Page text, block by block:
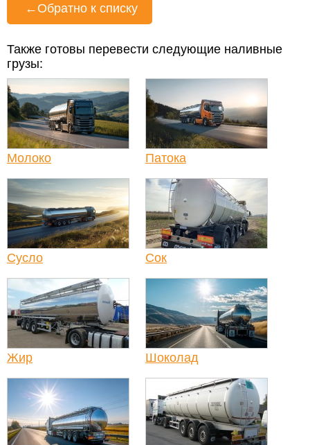
← Обратно к списку
Также готовы перевести следующие наливные
грузы:
Молоко Патока
Сусло Сок
Жир Шоколад